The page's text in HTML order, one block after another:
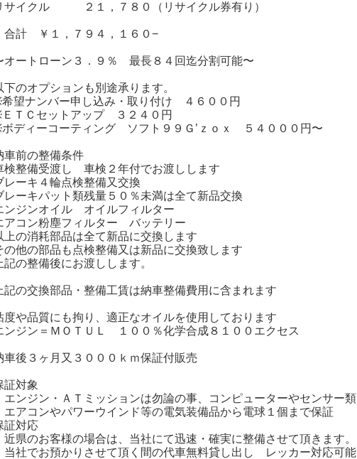
サイクル ２１，７８０（リサイクル券有り）
計 ￥１，７９４，１６０−
オートローン３．９％ 最長８４回迄分割可能〜
下のオプションも別途承ります。
望ナンバー申し込み・取り付け ４６００円
ＴＣセットアップ ３２４０円
ディーコーティング ソフト９９Ｇ’ｚｏｘ ５４０００円〜
車前の整備条件
検整備受渡し 車検２年付でお渡しします
レーキ４輪点検整備又交換
レーキパット類残量５０％未満は全て新品交換
ンジンオイル オイルフィルター
アコン粉塵フィルター バッテリー
上の消耗部品は全て新品に交換します
の他の部品も点検整備又は新品に交換致します
記の整備後にお渡しします。
記の交換部品・整備工賃は納車整備費用に含まれます
度や品質にも拘り、適正なオイルを使用しております
ンジン＝ＭＯＴＵＬ １００％化学合成８１００エクセス
車後３ヶ月又３０００ｋｍ保証付販売
証対象
ンジン・ＡＴミッションは勿論の事、コンピューターやセンサー類
アコンやパワーウインド等の電気装備品から電球１個まで保証
証対応
県のお客様の場合は、当社にて迅速・確実に整備させて頂きます。
社でお預かりさせて頂く間の代車無料貸し出し レッカー対応可能